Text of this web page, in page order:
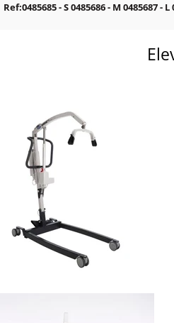
Ref:0485685 - S 0485686 - M 0485687 - L